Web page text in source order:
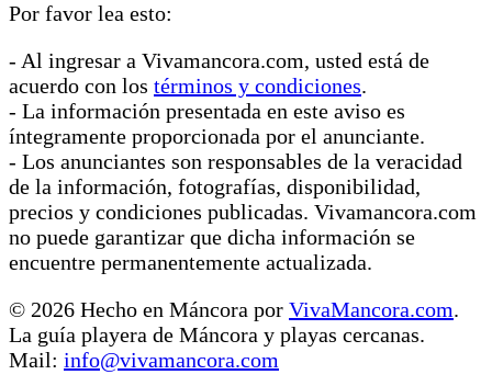
Por favor lea esto:
- Al ingresar a Vivamancora.com, usted está de
acuerdo con los términos y condiciones.
- La información presentada en este aviso es
íntegramente proporcionada por el anunciante.
- Los anunciantes son responsables de la veracidad
de la información, fotografías, disponibilidad,
precios y condiciones publicadas. Vivamancora.com
no puede garantizar que dicha información se
encuentre permanentemente actualizada.
© 2026 Hecho en Máncora por VivaMancora.com.
La guía playera de Máncora y playas cercanas.
Mail: info@vivamancora.com